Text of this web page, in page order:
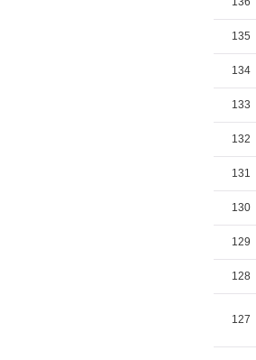
135
134
133
132
131
130
129
128
127